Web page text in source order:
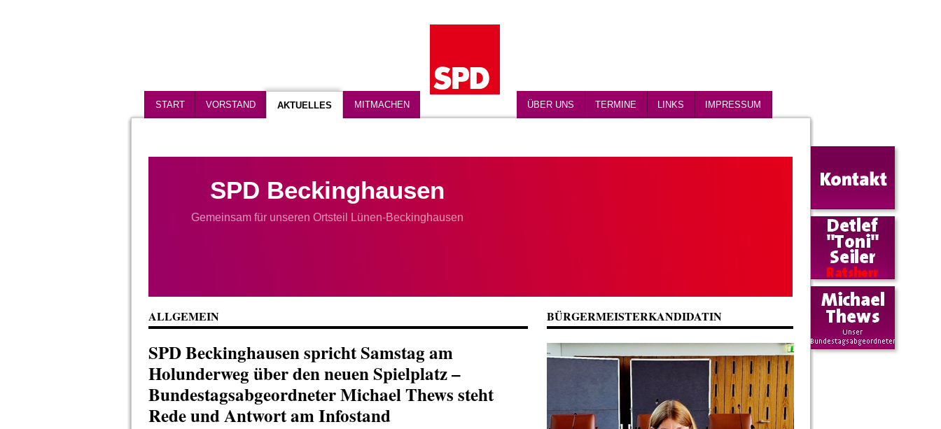
START VORSTAND AKTUELLES MITMACHEN IMPRESSUM
LINKS
TERMINE
ÜBER UNS
SPD Beckinghausen
Gemeinsam für unseren Ortsteil Lünen-Beckinghausen
ALLGEMEIN
SPD Beckinghausen spricht Samstag am
Holunderweg über den neuen Spielplatz –
Bundestagsabgeordneter Michael Thews steht
Rede und Antwort am Infostand
BÜRGERMEISTERKANDIDATIN